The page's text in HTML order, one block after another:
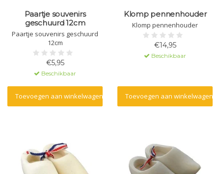
Paartje souvenirs
geschuurd 12cm
Paartje souvenirs geschuurd
12cm
€5,95
Beschikbaar
Toevoegen aan winkelwagen
Klomp pennenhouder
Klomp pennenhouder
€14,95
Beschikbaar
Toevoegen aan winkelwagen